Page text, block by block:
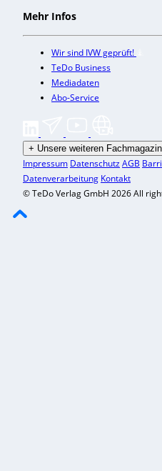
Mehr Infos
Wir sind IVW geprüft!
TeDo Business
Mediadaten
Abo-Service
+ Unsere weiteren
Impressum DatenschutzAGB
Datenverarbeitung Kontakt
© TeDo Verlag GmbH 2026 All